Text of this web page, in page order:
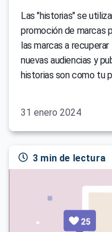
Las "historias" se
promoción de marcas
las marcas a
nuevas audiencias y
historias son como tu
31 enero 2024
3 min de lectura